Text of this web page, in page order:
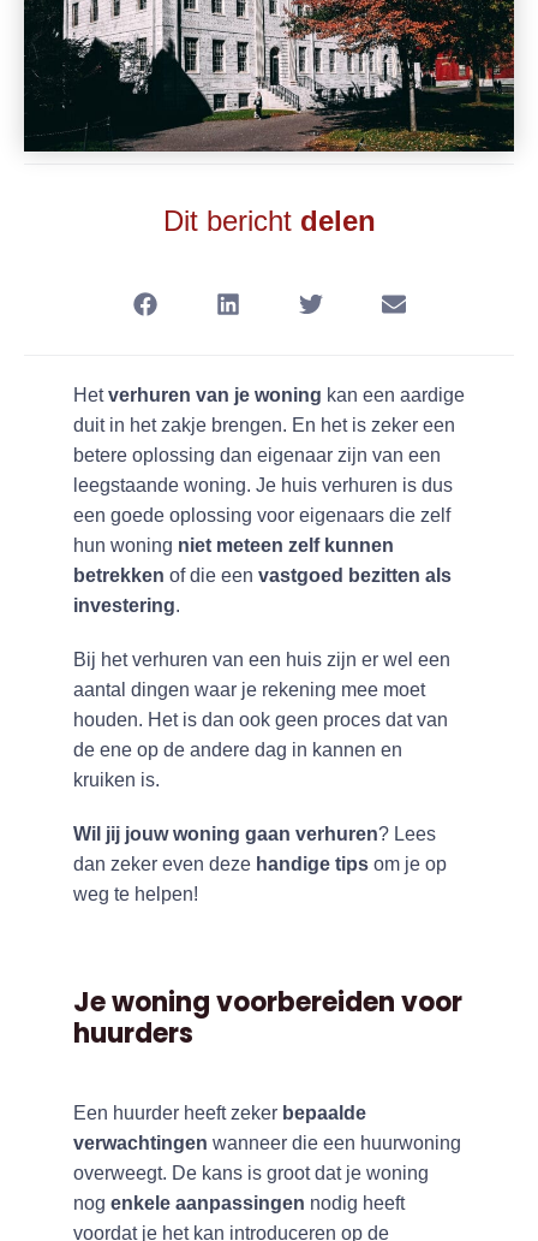
Dit bericht delen
Hetverhuren van je woning kan een aardige
duit in het zakje brengen. En het is zeker een
betere oplossing dan eigenaar zijn van een
leegstaande woning. Je huis verhuren is dus
een goede oplossing voor eigenaars die zelf
hun woning niet meteen zelf kunnen
betrekken of die een vastgoed bezitten als
investering.
Bij het verhuren van een huis zijn er wel een
aantal dingen waar je rekening mee moet
houden. Het is dan ook geen proces dat van
de ene op de andere dag in kannen en
kruiken is.
Wil jij jouw woning gaan verhuren? Lees
dan zeker even deze handige tipsom je op
weg te helpen!
Je woning voorbereiden voor
huurders
Een huurder heeft zeker bepaalde
verwachtingen wanneer die een huurwoning
overweegt. De kans is groot dat je woning
nog enkele aanpassingen nodig heeft
voordat je het kan introduceren op de